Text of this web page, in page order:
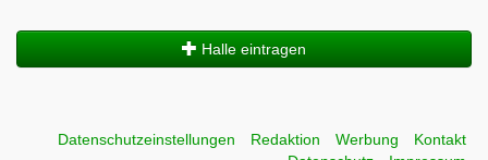
Halle eintragen
Datenschutzeinstellungen Redaktion Werbung
Kontakt